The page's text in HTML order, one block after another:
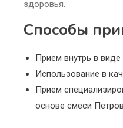
здоровья.
Способы
Прием внутрь в виде
Использование в
Прием
основе смеси